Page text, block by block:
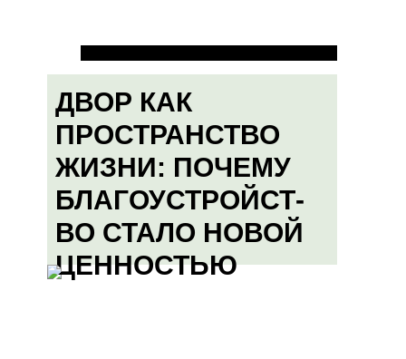
ДВОР КАК
ПРОСТРАНСТВО
ЖИЗНИ: ПОЧЕМУ
БЛАГОУСТРОЙСТ-
ВО СТАЛО НОВОЙ
ЦЕННОСТЬЮ